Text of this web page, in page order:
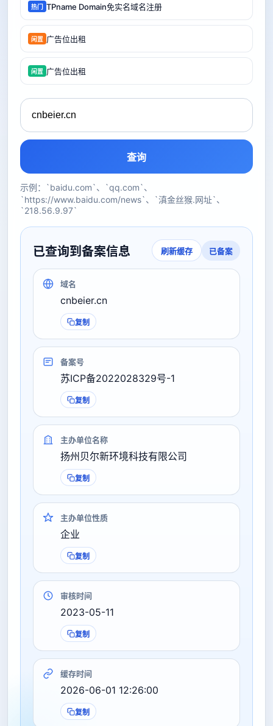
热门 TPname Domain免实名域名注册
闲置 广告位出租
闲置 广告位出租
查询
示例：`baidu.com`、`qq.com`、
`https://www.baidu.com/news`、`滇金丝猴.网址`、
`218.56.9.97`
已查询到备案信息 刷新缓存 已备案
域名
cnbeier.cn
复制
备案号
苏ICP备2022028329号-1
复制
主办单位名称
扬州贝尔新环境科技有限公司
复制
主办单位性质
企业
复制
审核时间
2023-05-11
复制
缓存时间
2026-06-01 12:26:00
复制